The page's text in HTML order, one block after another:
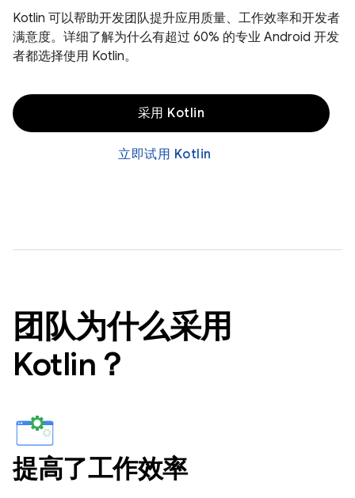
Kotlin 可以帮助开发团队提升应用质量、工作效率和开发者
满意度。详细了解为什么有超过 60% 的专业 Android 开发
者都选择使用 Kotlin。
采用 Kotlin
立即试用 Kotlin
团队为什么采用
Kotlin？
提高了工作效率